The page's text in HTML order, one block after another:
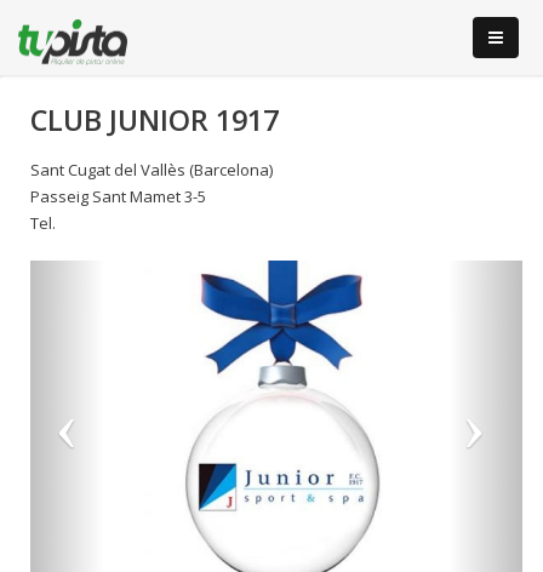
CLUB JUNIOR 1917
Sant Cugat del Vallès (Barcelona)
Passeig Sant Mamet 3-5
Tel.